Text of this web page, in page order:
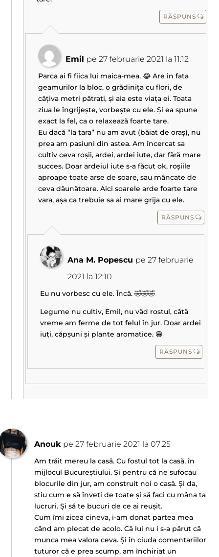
RĂSPUNS
Emil pe 27 februarie 2021 la 11:12
Parca ai fi fiica lui maica-mea. 😂 Are in fata
geamurilor la bloc, o grădinița cu flori, de
câțiva metri pătrați, și aia este viața ei. Toata
ziua le îngrijește, vorbește cu ele. Și ea spune
exact la fel, ca o relaxează foarte tare.
Eu dacă “la țara” nu am avut (băiat de oraș), nu
prea am pasiuni din astea. Am încercat sa
cultiv ceva roșii, ardei, ardei iute, dar fără mare
succes. Doar ardeiul iute s-a făcut ok, roșiile
aproape toate arse de soare, sau mâncate de
ceva dăunătoare. Aici soarele arde foarte tare
vara, așa ca trebuie sa ai mare grija cu ele.
RĂSPUNS
Ana M. Popescu pe 27 februarie
2021 la 12:10
Eu nu vorbesc cu ele. Încă. 🤣🤣🤣
Legume nu cultiv, Emil, nu văd rostul, câtă
vreme am ferme de tot felul în jur. Doar ardei
iuți, căpșuni și plante aromatice. 😁
RĂSPUNS
Anouk pe 27 februarie 2021 la 07:25
Am trăit mereu la casă. Cu fostul tot la casă, în
mijlocul Bucureștiului. Și pentru că ne sufocau
blocurile din jur, am construit noi o casă. Și da,
știu cum e să înveți de toate și să faci cu mâna ta
lucruri. Și să te bucuri de ce ai reușit.
Cum îmi zicea cineva, i-am donat partea mea
când am plecat de acolo. Că lui nu i s-a părut că
munca mea valora ceva. Și în ciuda comentariilor
tuturor că e prea scump, am închiriat un